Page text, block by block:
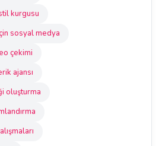
kurgusu
sosyal medya
çekimi
ajansı
oluşturma